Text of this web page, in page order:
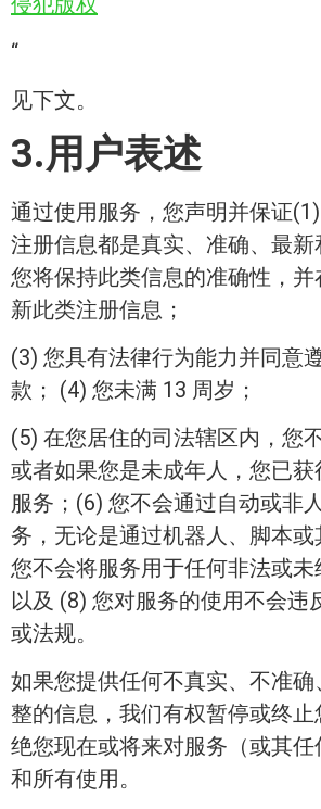
“
见下文。
3.用户表述
通过使用服务，您声明并保证
注册信息都是真实、准确、最
您将保持此类信息的准确性，
新此类注册信息；
(3) 您具有法律行为能力并同意
款； (4) 您未满 13 周岁；
(5) 在您居住的司法辖区内，您
或者如果您是未成年人，您已获
服务；(6) 您不会通过自动或非
务，无论是通过机器人、脚本
您不会将服务用于任何非法或未
以及 (8) 您对服务的使用不会违
或法规。
如果您提供任何不真实、不准
整的信息，我们有权暂停或终
绝您现在或将来对服务（或其
和所有使用。